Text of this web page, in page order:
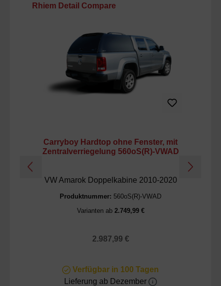
Produktgalerie überspringen
Rhiem Detail Compare
Carryboy Hardtop ohne Fenster, mit
Zentralverriegelung 560oS(R)-VWAD
VW Amarok Doppelkabine 2010-2020
Produktnummer: 560oS(R)-VWAD
Varianten ab2.749,99 €
Regulärer Preis:
2.987,99 €
Verfügbar in 100 Tagen
Lieferung ab Dezember